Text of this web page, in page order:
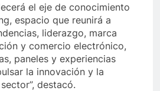
el eje de conocimiento
espacio que reunirá a
liderazgo, marca
y comercio electrónico,
paneles y experiencias
la innovación y la
destacó.